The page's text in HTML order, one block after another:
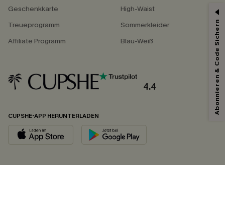
Geschenkkarte
Treueprogramm
Affiliate Programm
High-Waist
Sommerkleider
Blau-Weiß
4.4
CUPSHE-APP HERUNTERLADEN
Abonnieren & Code Sichern